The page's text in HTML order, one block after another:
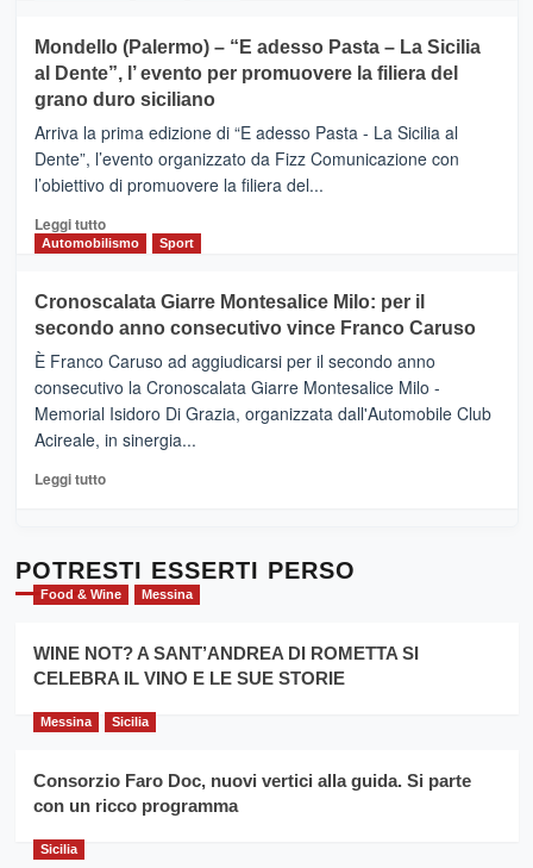
e
messaggi
di
CASTIGLIONE
DI
SICILIA
(Ct)
–
Il
Borgo
Gusto,
il
tra
sapori
vicoli
medievali
Mondello (Palermo) – “E adesso Pasta – La Sicilia
al Dente”, l’ evento per promuovere la filiera del
grano duro siciliano
Arriva la prima edizione di “E adesso Pasta - La Sicilia al
Dente”, l’evento organizzato da Fizz Comunicazione con
l’obiettivo di promuovere la filiera del...
Leggi tuttoLeggi
di
Mondello
(Palermo)
–
“E
adesso
Pasta
–
Sicilia
l’
evento
per
la
filiera
grano
Automobilismo Sport
Cronoscalata Giarre Montesalice Milo: per il
secondo anno consecutivo vince Franco Caruso
È Franco Caruso ad aggiudicarsi per il secondo anno
consecutivo la Cronoscalata Giarre Montesalice Milo -
Memorial Isidoro Di Grazia, organizzata dall'Automobile Club
Acireale, in sinergia...
Leggi tuttoLeggi
Cronoscalata
Giarre
Montesalice
per
il
anno
Franco
Caruso
POTRESTI ESSERTI PERSO
Food & Wine Messina
WINE NOT? A SANT’ANDREA DI ROMETTA SI
CELEBRA IL VINO E LE SUE STORIE
Messina Sicilia
Consorzio Faro Doc, nuovi vertici alla guida. Si parte
con un ricco programma
Sicilia